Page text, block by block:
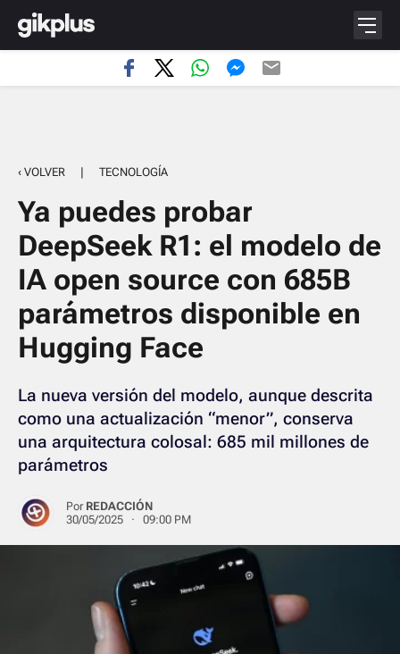
‹ VOLVER | TECNOLOGÍA
Ya puedes probar
DeepSeek R1: el modelo de
IA open source con 685B
parámetros disponible en
Hugging Face
La nueva versión del modelo, aunque descrita
como una actualización “menor”, conserva
una arquitectura colosal: 685 mil millones de
parámetros
Por REDACCIÓN
30/05/2025 · 09:00 PM